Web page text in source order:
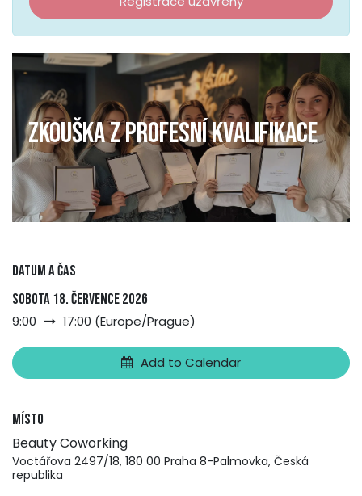
Zkouška z profesní kvalifikace
Datum a čas
sobota 18. července 2026
9:00 17:00 (Europe/Prague)
Add to Calendar
Místo
Beauty Coworking
Voctářova 2497/18, 180 00 Praha 8-Palmovka, Česká
republika